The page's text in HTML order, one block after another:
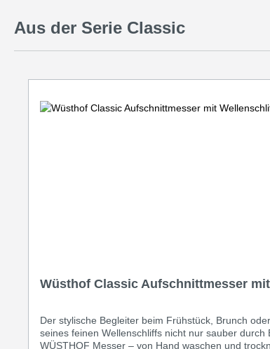
Aus der Serie Classic
Wüsthof Classic Aufschnittmesser
Der stylische Begleiter beim Frühstück, Brunch
seines feinen Wellenschliffs nicht nur sauber
WÜSTHOF Messer – von Hand waschen und